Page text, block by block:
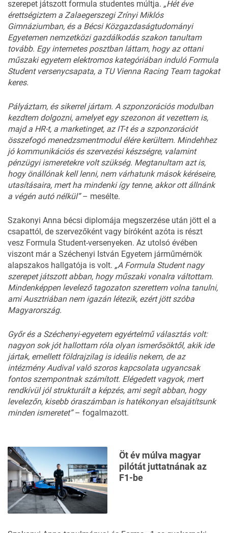
szerepet játszott formula studentes múltja. „Hét éve
érettségiztem a Zalaegerszegi Zrínyi Miklós
Gimnáziumban, és a Bécsi Közgazdaságtudományi
Egyetemen nemzetközi gazdálkodás szakon tanultam
tovább. Egy internetes posztban láttam, hogy az ottani
műszaki egyetem elektromos kategóriában induló Formula
Student versenycsapata, a TU Vienna Racing Team tagokat
keres.
Pályáztam, és sikerrel jártam. A szponzorációs modulban
kezdtem dolgozni, amelyet egy szezonon át vezettem is,
majd a HR-t, a marketinget, az IT-t és a szponzorációt
összefogó menedzsmentmodul élére kerültem. Mindehhez
jó kommunikációs és szervezési készségre, valamint
pénzügyi ismeretekre volt szükség. Megtanultam azt is,
hogy önállónak kell lenni, nem várhatunk mások kéréseire,
utasításaira, mert ha mindenki így tenne, akkor ott állnánk
a végén autó nélkül”– mesélte.
Szakonyi Anna bécsi diplomája megszerzése után jött el a
csapattól, de szervezőként vagy bíróként azóta is részt
vesz Formula Student-versenyeken. Az utolsó évében
viszont már a Széchenyi István Egyetem járműmérnök
alapszakos hallgatója is volt. „A Formula Student nagy
szerepet játszott abban, hogy műszaki vonalra váltottam.
Mindenképpen levelező tagozaton szerettem volna tanulni,
ami Ausztriában nem igazán létezik, ezért jött szóba
Magyarország.
Győr és a Széchenyi-egyetem egyértelmű választás volt:
nagyon sok jót hallottam róla olyan ismerősöktől, akik ide
jártak, emellett földrajzilag is ideális nekem, de az
intézmény Audival való szoros kapcsolata ugyancsak
fontos szempontnak számított. Elégedett vagyok, mert
rendkívül jól strukturált a képzés, ami segít abban, hogy
levelezőn, kisebb óraszámban is hatékonyan elsajátítsunk
minden ismeretet”– fogalmazott.
Öt év múlva magyar
pilótát juttatnának az
F1-be